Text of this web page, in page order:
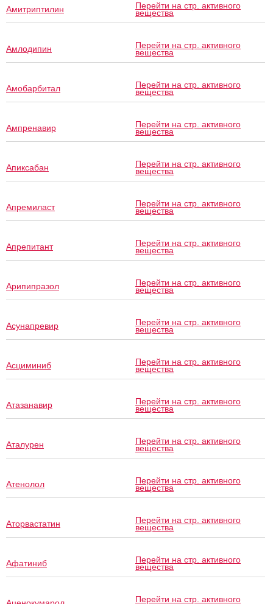
Амитриптилин Перейти на стр. активного
вещества
Амлодипин Перейти на стр. активного
вещества
Амобарбитал Перейти на стр. активного
вещества
Ампренавир Перейти на стр. активного
вещества
Апиксабан Перейти на стр. активного
вещества
Апремиласт Перейти на стр. активного
вещества
Апрепитант Перейти на стр. активного
вещества
Арипипразол Перейти на стр. активного
вещества
Асунапревир Перейти на стр. активного
вещества
Асциминиб Перейти на стр. активного
вещества
Атазанавир Перейти на стр. активного
вещества
Аталурен Перейти на стр. активного
вещества
Атенолол Перейти на стр. активного
вещества
Аторвастатин Перейти на стр. активного
вещества
Афатиниб Перейти на стр. активного
вещества
Перейти на стр. активного